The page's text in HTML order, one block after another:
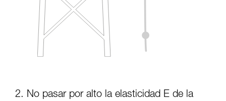
2. No pasar por alto la elasticidad E de la